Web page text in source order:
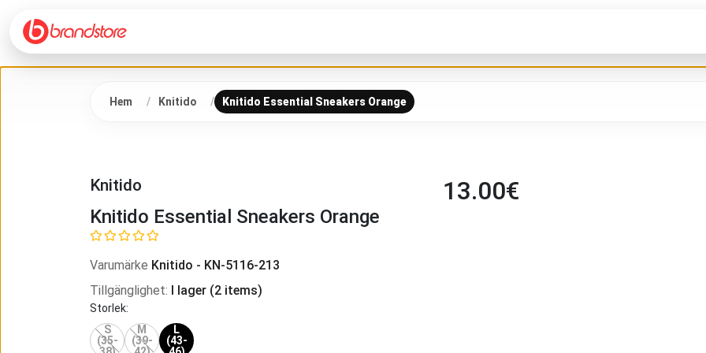
Hem Knitido Knitido Essential Sneakers Orange
Knitido 13.00€
Knitido Essential Sneakers Orange
Varumärke Knitido - KN-5116-213
Tillgänglighet: I lager (2 items)
Storlek:
S
(35-
M
(39-
L
(43-